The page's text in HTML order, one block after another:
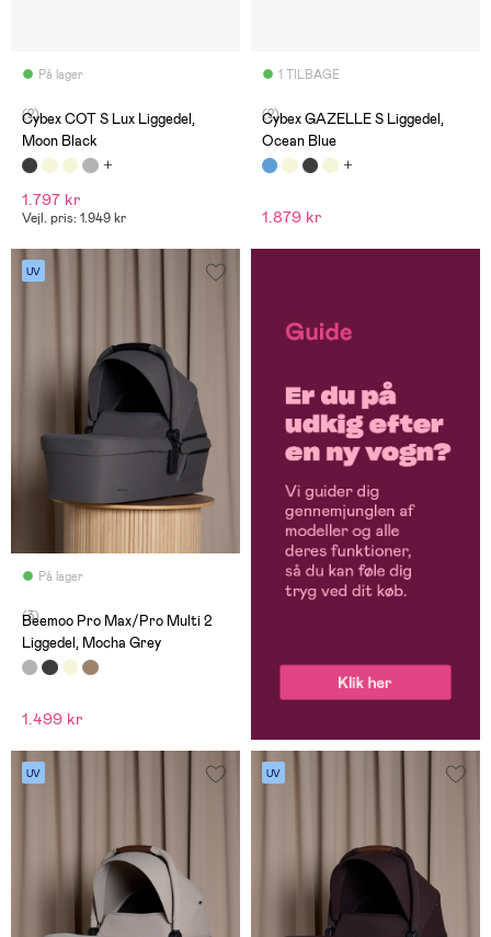
På lager
(2)
Cybex COT S Lux Liggedel,
Moon Black
1.797 kr
Vejl. pris: 1.949 kr
1 TILBAGE
(2)
Cybex GAZELLE S Liggedel,
Ocean Blue
1.879 kr
UV
På lager
(3)
Beemoo Pro Max/Pro Multi 2
Liggedel, Mocha Grey
1.499 kr
UV UV